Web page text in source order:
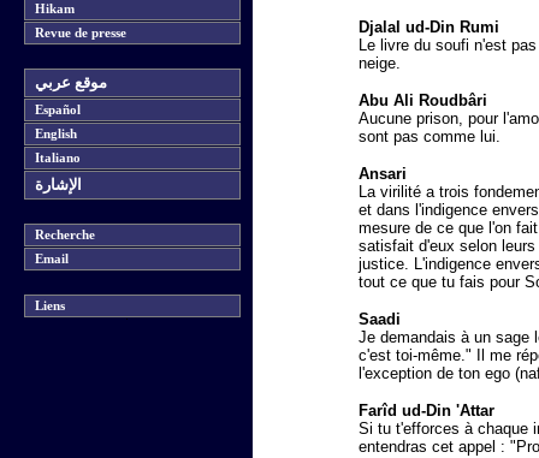
Hikam
Revue de presse
موقع عربي
Español
English
Italiano
الإشارة
Recherche
Email
Liens
Djalal ud-Din Rumi
Le livre du soufi n'est
neige.
Abu Ali Roudbâri
Aucune prison, pour
sont pas comme lui.
Ansari
La virilité a trois
et dans l'indigence
mesure de ce que l'on
satisfait d'eux selon
justice. L'indigence
tout ce que tu fais pour
Saadi
Je demandais à un sage
c'est toi-même." Il me
l'exception de ton ego
Farîd ud-Din 'Attar
Si tu t'efforces à chaque
entendras cet appel :